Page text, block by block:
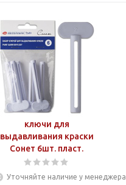
ключи для
выдавливания краски
Сонет 6шт. пласт.
Уточняйте наличие у менеджера